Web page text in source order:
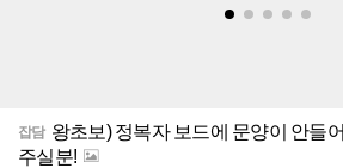
잡담 왕초보) 정복자 보드에 문양이 안들
주실분!